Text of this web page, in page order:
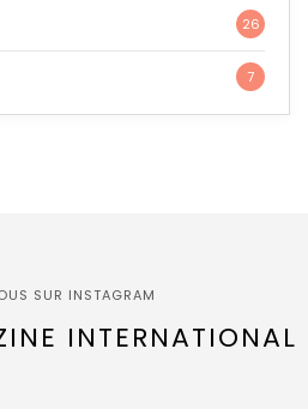
26
7
SUR INSTAGRAM
INTERNATIONAL